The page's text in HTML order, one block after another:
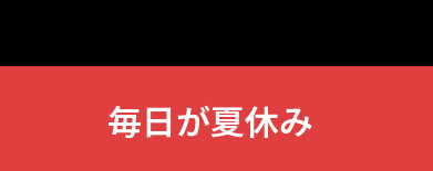
毎日が夏休み